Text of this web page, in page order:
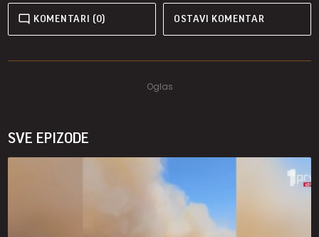
KOMENTARI (0) OSTAVI KOMENTAR
SVE EPIZODE